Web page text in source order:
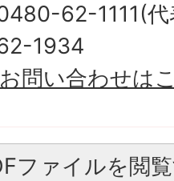
62-1111(
1934
問い合わせは
ファイルを閲